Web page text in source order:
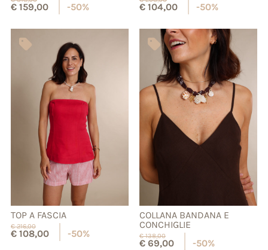
€159,00 -50% €104,00 -50%
TOP A FASCIA
€216,00
€108,00 -50%
COLLANA BANDANA E
CONCHIGLIE
€138,00
€69,00 -50%